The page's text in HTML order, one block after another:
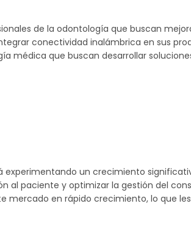
de la odontología que buscan
conectividad inalámbrica en sus
médica que buscan desarrollar
un crecimiento
paciente y optimizar la gestión del
mercado en rápido crecimiento, lo que